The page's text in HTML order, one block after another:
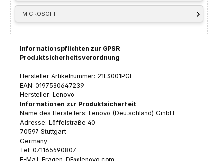
MICROSOFT
Informationspflichten zur GPSR
Produktsicherheitsverordnung
Hersteller Artikelnummer: 21LS001PGE
EAN: 0197530647239
Hersteller: Lenovo
Informationen zur Produktsicherheit
Name des Herstellers: Lenovo (Deutschland) GmbH
Adresse: Löffelstraße 40
70597 Stuttgart
Germany
Tel: 071165690807
E-Mail: Fragen_DE@lenovo.com